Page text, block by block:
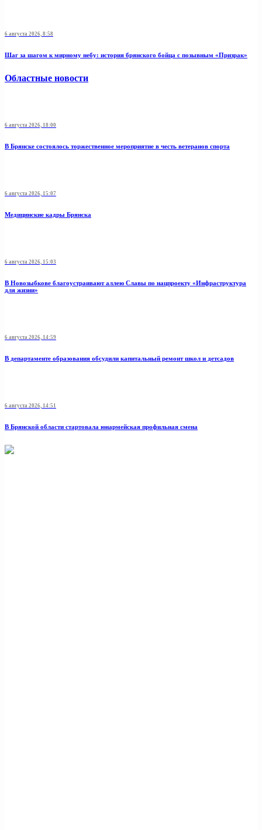
6 августа 2026, 8:58
Шаг за шагом к мирному небу: история брянского бойца с позывным «Призрак»
Областные новости
6 августа 2026, 18:00
В Брянске состоялось торжественное мероприятие в честь ветеранов спорта
6 августа 2026, 15:07
Медицинские кадры Брянска
6 августа 2026, 15:03
В Новозыбкове благоустраивают аллею Славы по нацпроекту «Инфраструктура
для жизни»
6 августа 2026, 14:59
В департаменте образования обсудили капитальный ремонт школ и детсадов
6 августа 2026, 14:51
В Брянской области стартовала юнармейская профильная смена